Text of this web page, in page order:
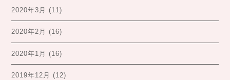
2020年3月 (11)
2020年2月 (16)
2020年1月 (16)
2019年12月 (12)